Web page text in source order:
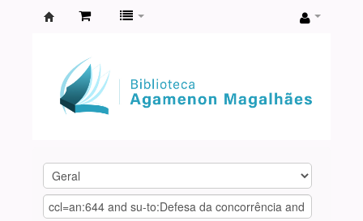
Agamenon
Magalhães